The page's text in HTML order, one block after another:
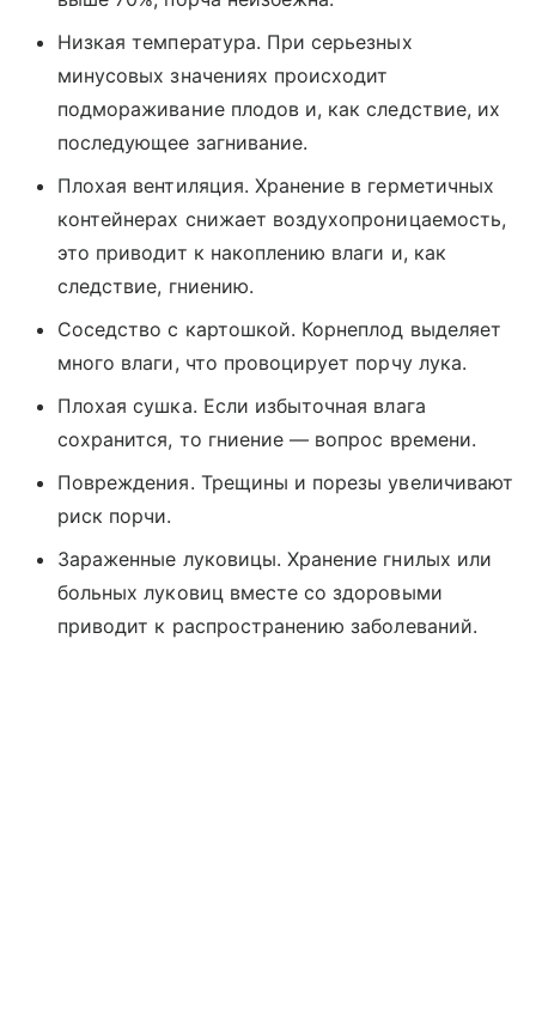
Низкая температура. При серьезных
минусовых значениях происходит
подмораживание плодов и, как следствие, их
последующее загнивание.
Плохая вентиляция. Хранение в герметичных
контейнерах снижает воздухопроницаемость,
это приводит к накоплению влаги и, как
следствие, гниению.
Соседство с картошкой. Корнеплод выделяет
много влаги, что провоцирует порчу лука.
Плохая сушка. Если избыточная влага
сохранится, то гниение — вопрос времени.
Повреждения. Трещины и порезы увеличивают
риск порчи.
Зараженные луковицы. Хранение гнилых или
больных луковиц вместе со здоровыми
приводит к распространению заболеваний.